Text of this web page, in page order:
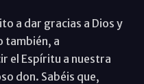
a dar gracias a Dios y
también, a
el Espíritu a nuestra
don. Sabéis que,